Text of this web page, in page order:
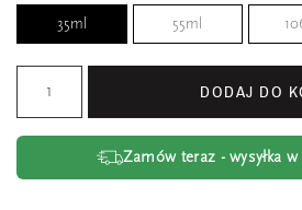
35ml 55ml
DODAJ DO
Zamów teraz - wysyłka